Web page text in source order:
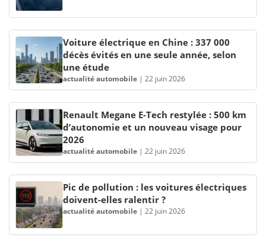
Voiture électrique en Chine : 337 000
décès évités en une seule année, selon
une étude
actualité automobile | 22 juin 2026
Renault Megane E-Tech restylée : 500 km
d’autonomie et un nouveau visage pour
2026
actualité automobile | 22 juin 2026
Pic de pollution : les voitures électriques
doivent-elles ralentir ?
actualité automobile | 22 juin 2026